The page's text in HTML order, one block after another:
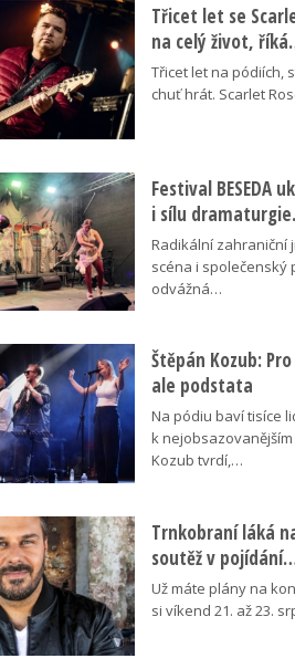
Třicet let se
na celý život,
Třicet let na pódiích,
chuť hrát. Scarlet
Festival BESEDA
i sílu
Radikální zahraniční
scéna i společenský
odvážná…
Štěpán Kozub:
ale podstata
Na pódiu baví tisíce
k
Kozub tvrdí,…
Trnkobraní láká
soutěž v
Už máte plány na
si víkend 21. až 23.